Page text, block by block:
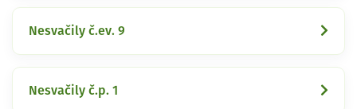
Nesvačily č.ev. 9
Nesvačily č.p. 1